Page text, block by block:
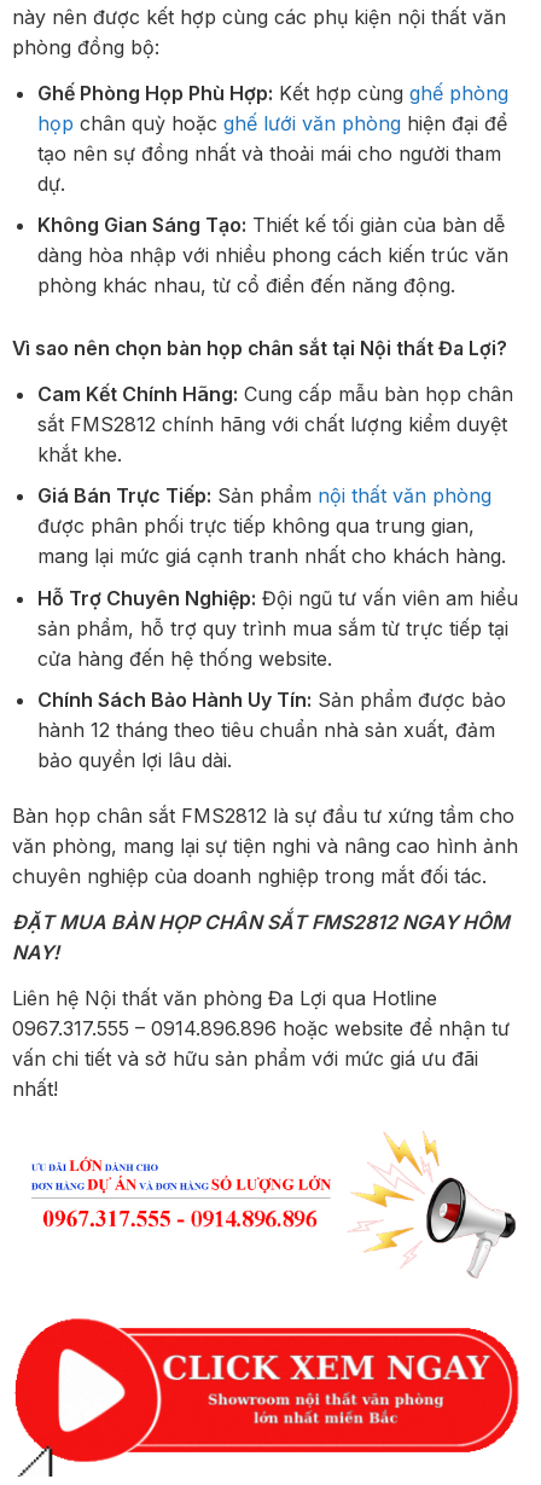
này nên được kết hợp cùng các phụ kiện nội thất văn
phòng đồng bộ:
Ghế Phòng Họp Phù Hợp: Kết hợp cùng ghế phòng
họp chân quỳ hoặc ghế lưới văn phònghiện đại để
tạo nên sự đồng nhất và thoải mái cho người tham
dự.
Không Gian Sáng Tạo: Thiết kế tối giản của bàn dễ
dàng hòa nhập với nhiều phong cách kiến trúc văn
phòng khác nhau, từ cổ điển đến năng động.
Vì sao nên chọn bàn họp chân sắt tại Nội thất Đa Lợi?
Cam Kết Chính Hãng: Cung cấp mẫu bàn họp chân
sắt FMS2812 chính hãng với chất lượng kiểm duyệt
khắt khe.
Giá Bán Trực Tiếp: Sản phẩm nội thất văn phòng
được phân phối trực tiếp không qua trung gian,
mang lại mức giá cạnh tranh nhất cho khách hàng.
Hỗ Trợ Chuyên Nghiệp: Đội ngũ tư vấn viên am hiểu
sản phẩm, hỗ trợ quy trình mua sắm từ trực tiếp tại
cửa hàng đến hệ thống website.
Chính Sách Bảo Hành Uy Tín: Sản phẩm được bảo
hành 12 tháng theo tiêu chuẩn nhà sản xuất, đảm
bảo quyền lợi lâu dài.
Bàn họp chân sắt FMS2812 là sự đầu tư xứng tầm cho
văn phòng, mang lại sự tiện nghi và nâng cao hình ảnh
chuyên nghiệp của doanh nghiệp trong mắt đối tác.
ĐẶT MUA BÀN HỌP CHÂN SẮT FMS2812 NGAY HÔM
NAY!
Liên hệ Nội thất văn phòng Đa Lợi qua Hotline
0967.317.555 – 0914.896.896 hoặc website để nhận tư
vấn chi tiết và sở hữu sản phẩm với mức giá ưu đãi
nhất!